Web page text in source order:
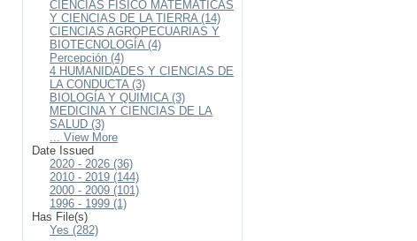
CIENCIAS FÍSICO MATEMATICAS
Y CIENCIAS DE LA TIERRA (14)
CIENCIAS AGROPECUARIAS Y
BIOTECNOLOGÍA (4)
Percepción (4)
4 HUMANIDADES Y CIENCIAS DE
LA CONDUCTA (3)
BIOLOGÍA Y QUIMICA (3)
MEDICINA Y CIENCIAS DE LA
SALUD (3)
... View More
Date Issued
2020 - 2026 (36)
2010 - 2019 (144)
2000 - 2009 (101)
1996 - 1999 (1)
Has File(s)
Yes (282)